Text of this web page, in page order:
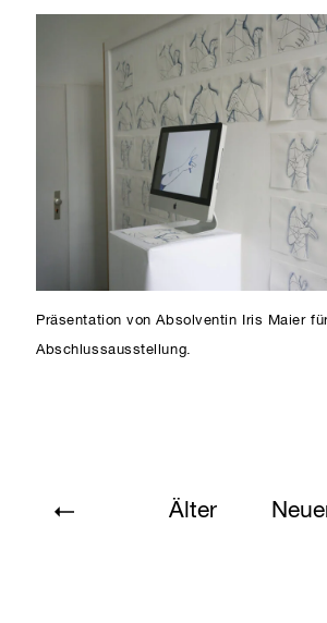
Präsentation von Absolventin Iris Maier
Abschlussausstellung.
Älter